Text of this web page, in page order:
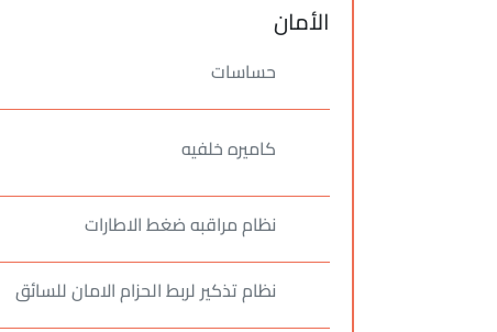
الأمان
حساسات
كاميره خلفيه
نظام مراقبه ضغط الاطارات
نظام تذكير لربط الحزام الامان للسائق